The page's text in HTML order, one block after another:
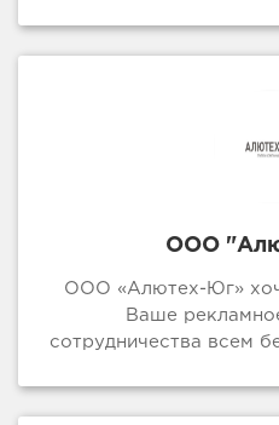
ООО
ООО «Алютех-Юг»
Ваше
сотрудничества всем